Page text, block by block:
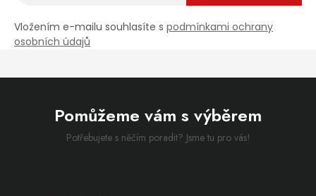
Vložením e-mailu souhlasíte s podmínkami ochrany
osobních údajů
Pomůžeme vám s výběrem
Potřebujete s něčím poradit? Jsme tu pro vás!